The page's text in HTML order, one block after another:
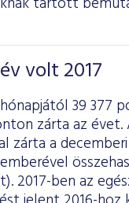
volt 2017
39 377
zárta az évet.
zárta a
2017-ben az